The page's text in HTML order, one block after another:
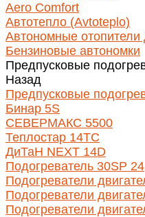
Aero Comfort
Автотепло (Avtoteplo)
Автономные отопители
Бензиновые автономки
Предпусковые
Назад
Предпусковые
Бинар 5S
СЕВЕРМАКС 5500
Теплостар 14ТС
ДиТаН NEXT 14D
Подогреватель 30SP 24
Подогреватели
Подогреватели
Подогреватели